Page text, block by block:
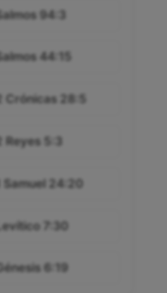
94:3
44:15
Crónicas 28:5
Reyes 5:3
Samuel 24:20
7:30
6:19